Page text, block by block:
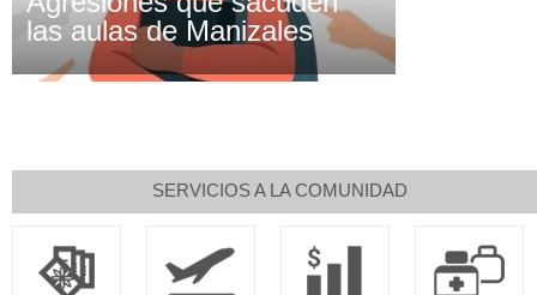
las aulas de Manizales
SERVICIOS A LA COMUNIDAD